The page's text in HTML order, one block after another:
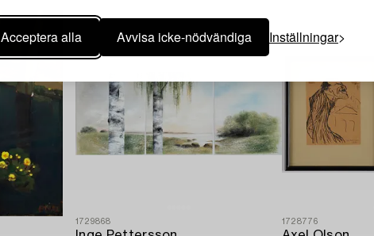
Acceptera alla Avvisa icke-nödvändiga Inställningar
1729868 1728776